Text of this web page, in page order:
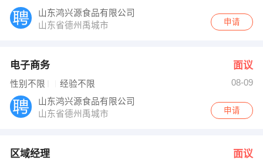
山东鸿兴源食品有限公司
山东省德州禹城市
申请
电子商务 面议
性别不限 经验不限
08-09
山东鸿兴源食品有限公司
山东省德州禹城市
申请
区域经理 面议